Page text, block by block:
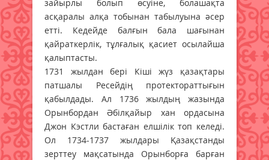
зайырлы болып өсуіне, болашақта
асқаралы алқа тобынан табылуына әсер
етті. Кедейде балғын бала шағынан
қайраткерлік, тұлғалық қасиет осылайша
қалыптасты.
1731 жылдан бері Кіші жүз қазақтары
патшалы Ресейдің протектораттығын
қабылдады. Ал 1736 жылдың жазында
Орынбордан Әбілқайыр хан ордасына
Джон Кэстли бастаған елшілік топ келеді.
Ол 1734-1737 жылдары Қазақстанды
зерттеу мақсатында Орынборға барған